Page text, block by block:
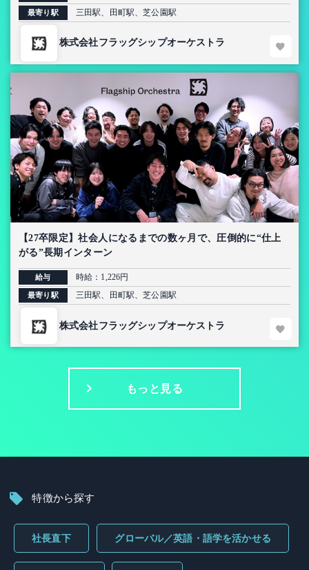
最寄り駅 三田駅、田町駅、芝公園駅
株式会社フラッグシップオーケストラ
【27卒限定】社会人になるまでの数ヶ月で、圧倒的に“仕上
がる”長期インターン
給与 時給：1,226円
最寄り駅 三田駅、田町駅、芝公園駅
株式会社フラッグシップオーケストラ
もっと見る
特徴から探す
社長直下 グローバル／英語・語学を活かせる